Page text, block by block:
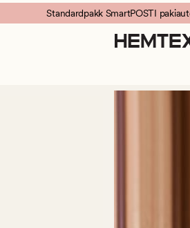
Standardpakk SmartPOSTI